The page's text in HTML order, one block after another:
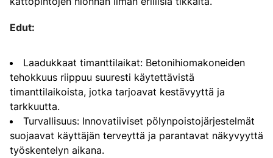
Edut:
Laadukkaat timanttilaikat: Betonihiomakoneiden
tehokkuus riippuu suuresti käytettävistä
timanttilaikoista, jotka tarjoavat kestävyyttä ja
tarkkuutta.
Turvallisuus: Innovatiiviset pölynpoistojärjestelmät
suojaavat käyttäjän terveyttä ja parantavat näkyvyyttä
työskentelyn aikana.